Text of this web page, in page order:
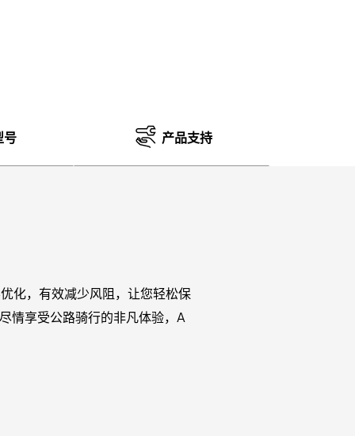
号 产品支持
化，有效减少风阻，让您轻松保
情享受公路骑行的非凡体验，A